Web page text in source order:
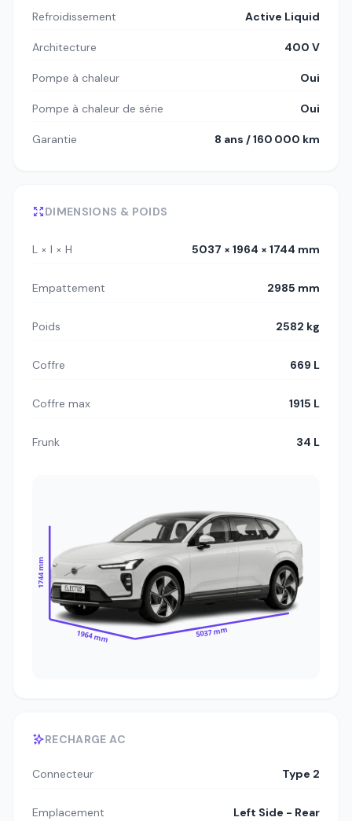
Refroidissement Active Liquid
Architecture 400 V
Pompe à chaleur Oui
Pompe à chaleur de série Oui
Garantie 8 ans / 160 000 km
DIMENSIONS & POIDS
L × l × H 5037 × 1964 × 1744 mm
Empattement 2985 mm
Poids 2582 kg
Coffre 669 L
Coffre max 1915 L
Frunk 34 L
1744 mm
1964 mm 5037 mm
RECHARGE AC
Connecteur Type 2
Emplacement Left Side - Rear